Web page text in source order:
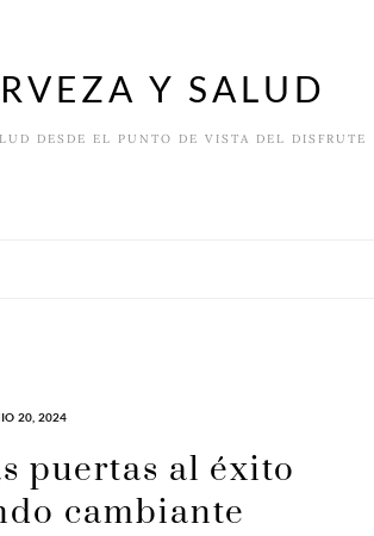
Y SALUD
DESDE EL PUNTO DE VISTA DEL DISFRUTE
20, 2024
puertas al éxito
cambiante